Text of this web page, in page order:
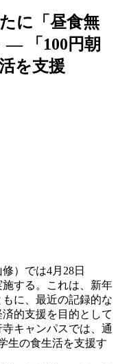
に「昼食無
— 「100円朝
を支援
）では4月28日
施する。これは、新年
に、最近の記録的な
的支援を目的として
キャンパスでは、通
生の食生活を支援す